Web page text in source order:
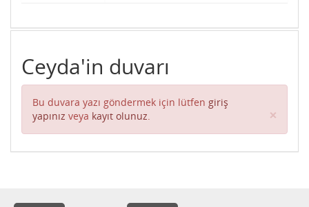
Ceyda'in duvarı
Bu duvara yazı göndermek için lütfen giriş
yapınız veya kayıt olunuz. ×